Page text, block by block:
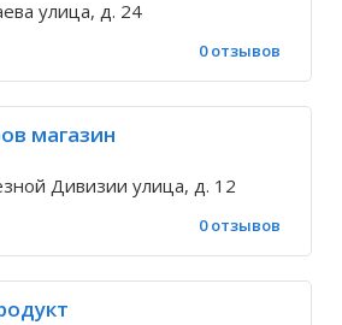
улица, д. 24
0 отзывов
магазин
Дивизии улица, д. 12
0 отзывов